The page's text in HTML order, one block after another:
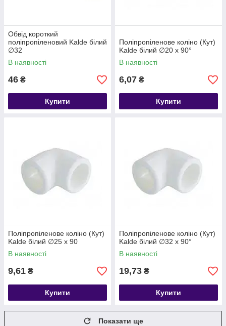
Обвід короткий
поліпропіленовий Kalde білий
∅32
В наявності
46 ₴
Купити
Поліпропіленове коліно (Кут)
Kalde білий ∅20 х 90°
В наявності
6,07 ₴
Купити
Поліпропіленове коліно (Кут)
Kalde білий ∅25 х 90
В наявності
9,61 ₴
Купити
Поліпропіленове коліно (Кут)
Kalde білий ∅32 х 90°
В наявності
19,73 ₴
Купити
Показати ще